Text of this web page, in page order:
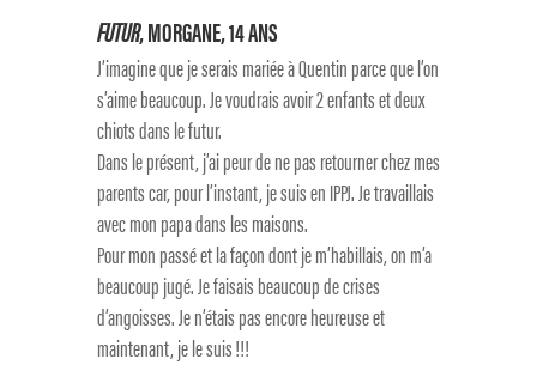
FUTUR, MORGANE, 14 ANS
J’imagine que je serais mariée à Quentin parce que l’on
s’aime beaucoup. Je voudrais avoir 2 enfants et deux
chiots dans le futur.
Dans le présent, j’ai peur de ne pas retourner chez mes
parents car, pour l’instant, je suis en IPPJ. Je travaillais
avec mon papa dans les maisons.
Pour mon passé et la façon dont je m’habillais, on m’a
beaucoup jugé. Je faisais beaucoup de crises
d’angoisses. Je n’étais pas encore heureuse et
maintenant, je le suis !!!